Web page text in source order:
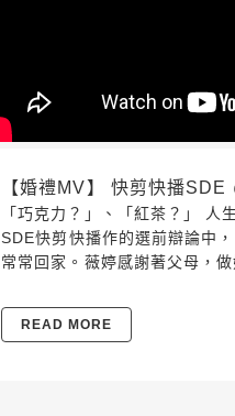
【婚禮MV】 快剪快播
「巧克力？」、「紅茶？」
SDE快剪快播作的選前辯論中
常常回家。薇婷感謝著父母，
READ MORE